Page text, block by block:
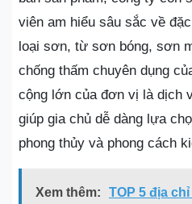
viên am hiểu sâu sắc về
loại sơn, từ sơn bóng, sơn
chống thấm chuyên dụng
cộng lớn của đơn vị là dịch
giúp gia chủ dễ dàng lựa
phong thủy và phong cách
Xem thêm:
TOP 5 địa